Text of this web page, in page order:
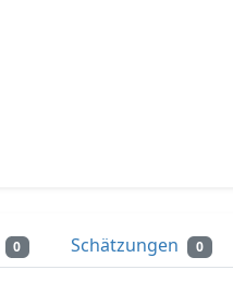
0 Schätzungen 0